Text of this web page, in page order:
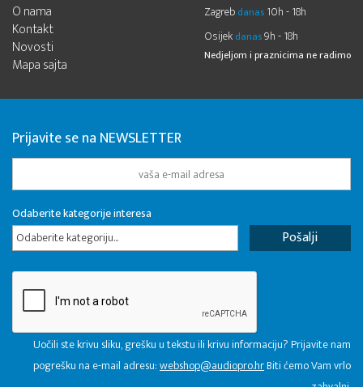
O nama
Kontakt
Novosti
Mapa sajta
Zagreb danas 10h - 18h
Osijek danas9h - 18h
Nedjeljom i praznicima ne radimo
Prijavite se na NEWSLETTER
Odaberite kategorije interesa
Odaberite kategoriju...
Uočili ste krivu sliku, grešku u tekstu ili krivu informaciju? Prijavite nam
pogrešku na e-mail adresu:webshop@audiopro.hrBiti ćemo Vam vrlo